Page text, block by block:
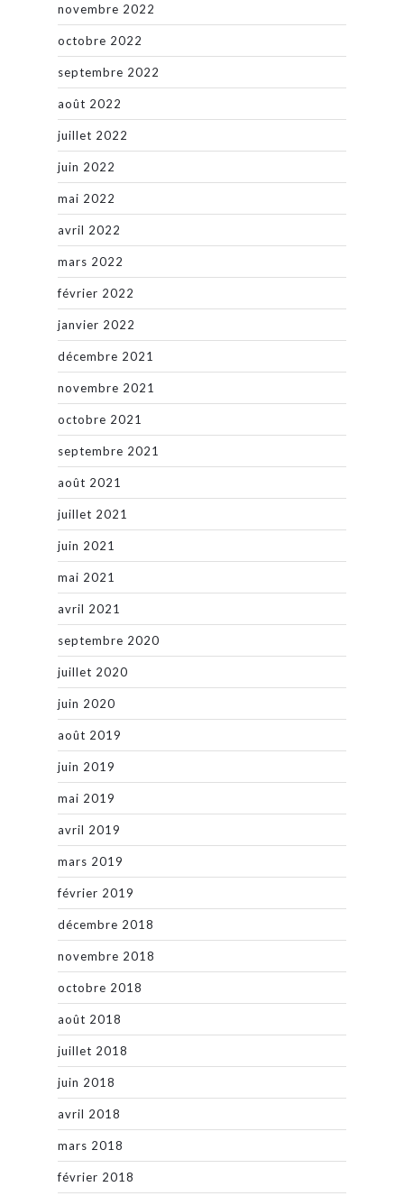
novembre 2022
octobre 2022
septembre 2022
août 2022
juillet 2022
juin 2022
mai 2022
avril 2022
mars 2022
février 2022
janvier 2022
décembre 2021
novembre 2021
octobre 2021
septembre 2021
août 2021
juillet 2021
juin 2021
mai 2021
avril 2021
septembre 2020
juillet 2020
juin 2020
août 2019
juin 2019
mai 2019
avril 2019
mars 2019
février 2019
décembre 2018
novembre 2018
octobre 2018
août 2018
juillet 2018
juin 2018
avril 2018
mars 2018
février 2018